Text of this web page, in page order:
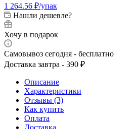
1 264.56 ₽/упак
Нашли дешевле?
Хочу в подарок
Самовывоз сегодня - бесплатно
Доставка завтра - 390 ₽
Описание
Характеристики
Отзывы (3)
Как купить
Оплата
Доставка